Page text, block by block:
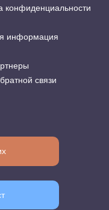
конфиденциальности
информация
связи